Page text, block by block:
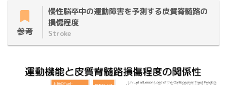
参考
慢性脳卒中の運動障害を予測する皮質脊髄路の
損傷程度
Stroke